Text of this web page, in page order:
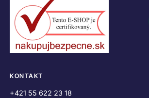
KONTAKT
+421 55 622 23 18